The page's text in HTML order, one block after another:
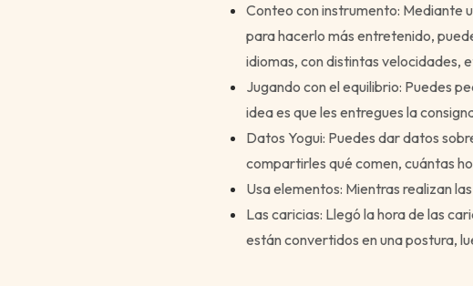
Conteo con instrumento: Mediante
para hacerlo más entretenido,
idiomas, con distintas velocidades,
Jugando con el equilibrio: Puedes
idea es que les entregues la
Datos Yogui: Puedes dar datos
compartirles qué comen, cuántas
Usa elementos: Mientras realizan
Las caricias: Llegó la hora de las
están convertidos en una postura,